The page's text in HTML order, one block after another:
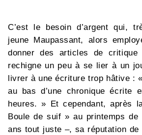
C’est le besoin d’argent qui,
jeune Maupassant, alors
donner des articles de critique
rechigne un peu à se lier à un
livrer à une écriture trop hâtive :
au bas d’une chronique écrite
heures. » Et cependant, après
Boule de suif » au printemps
ans tout juste –, sa réputation de